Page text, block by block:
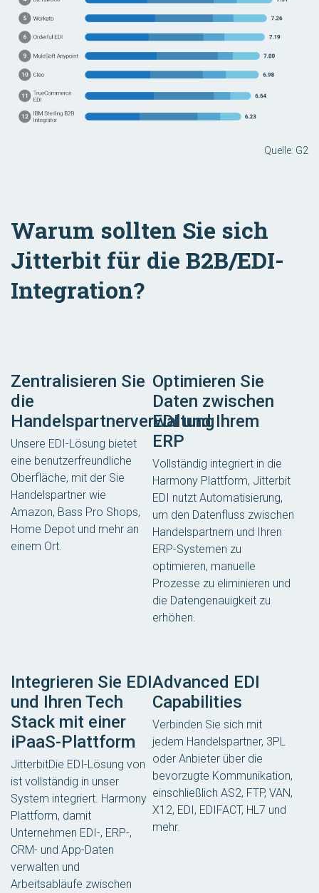
Quelle: G2
Warum sollten Sie sich
Jitterbit für die B2B/EDI-
Integration?
Zentralisieren Sie
die
Handelspartnerverwaltung
Unsere EDI-Lösung bietet
eine benutzerfreundliche
Oberfläche, mit der Sie
Handelspartner wie
Amazon, Bass Pro Shops,
Home Depot und mehr an
einem Ort.
Optimieren Sie
Daten zwischen
EDI und Ihrem
ERP
Vollständig integriert in die
Harmony Plattform, Jitterbit
EDI nutzt Automatisierung,
um den Datenfluss zwischen
Handelspartnern und Ihren
ERP-Systemen zu
optimieren, manuelle
Prozesse zu eliminieren und
die Datengenauigkeit zu
erhöhen.
Integrieren Sie EDI
und Ihren Tech
Stack mit einer
iPaaS-Plattform
JitterbitDie EDI-Lösung von
ist vollständig in unser
System integriert. Harmony
Plattform, damit
Unternehmen EDI-, ERP-,
CRM- und App-Daten
verwalten und
Arbeitsabläufe zwischen
Advanced EDI
Capabilities
Verbinden Sie sich mit
jedem Handelspartner, 3PL
oder Anbieter über die
bevorzugte Kommunikation,
einschließlich AS2, FTP, VAN,
X12, EDI, EDIFACT, HL7 und
mehr.